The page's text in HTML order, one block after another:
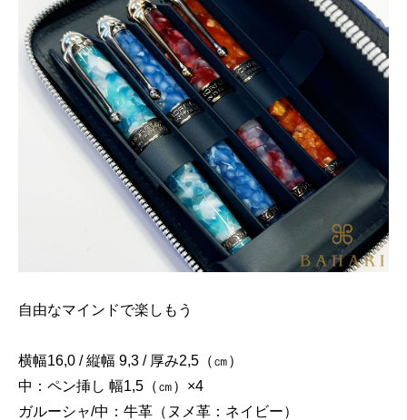
自由なマインドで楽しもう
横幅16,0 / 縦幅 9,3 / 厚み2,5（㎝）
中：ペン挿し 幅1,5（㎝）×4
ガルーシャ/中：牛革（ヌメ革：ネイビー）